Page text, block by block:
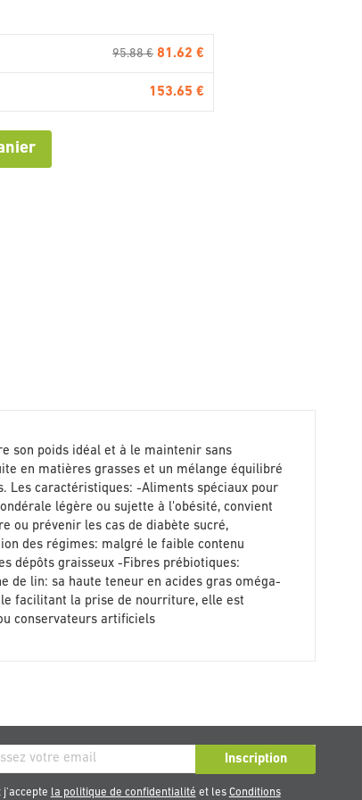
95.88 € 81.62 €
153.65 €
son poids idéal et à le maintenir sans
en matières grasses et un mélange équilibré
Les caractéristiques: -Aliments spéciaux pour
légère ou sujette à l'obésité, convient
ou prévenir les cas de diabète sucré,
des régimes: malgré le faible contenu
dépôts graisseux -Fibres prébiotiques:
lin: sa haute teneur en acides gras oméga-
facilitant la prise de nourriture, elle est
conservateurs artificiels
Inscription
j'accepte la politique de confidentialité et les Conditions